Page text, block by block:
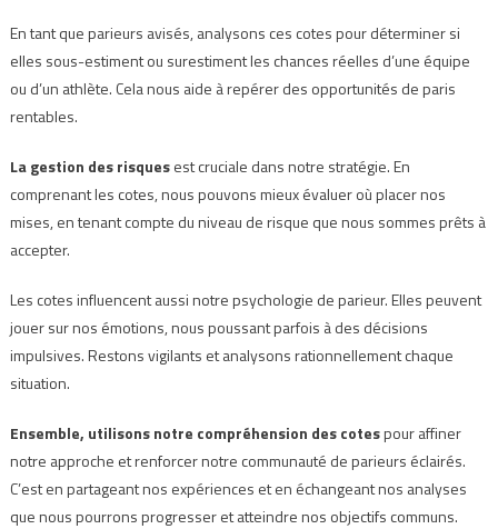
En tant que parieurs avisés, analysons ces cotes pour déterminer si
elles sous-estiment ou surestiment les chances réelles d’une équipe
ou d’un athlète. Cela nous aide à repérer des opportunités de paris
rentables.
La gestion des risquesest cruciale dans notre stratégie. En
comprenant les cotes, nous pouvons mieux évaluer où placer nos
mises, en tenant compte du niveau de risque que nous sommes prêts à
accepter.
Les cotes influencent aussi notre psychologie de parieur. Elles peuvent
jouer sur nos émotions, nous poussant parfois à des décisions
impulsives. Restons vigilants et analysons rationnellement chaque
situation.
Ensemble, utilisons notre compréhension des cotespour affiner
notre approche et renforcer notre communauté de parieurs éclairés.
C’est en partageant nos expériences et en échangeant nos analyses
que nous pourrons progresser et atteindre nos objectifs communs.